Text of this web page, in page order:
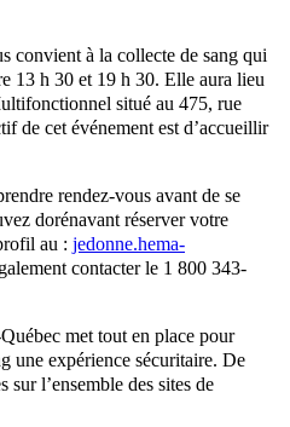
convient à la collecte de sang qui
13 h 30 et 19 h 30. Elle aura lieu
situé au 475, rue
de cet événement est d’accueillir
rendez-vous avant de se
dorénavant réserver votre
au : jedonne.hema-
contacter le 1 800 343-
met tout en place pour
une expérience sécuritaire. De
sur l’ensemble des sites de